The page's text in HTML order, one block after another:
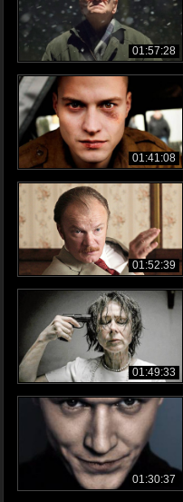
01:57:28
01:41:08
01:52:39
01:49:33
01:30:37